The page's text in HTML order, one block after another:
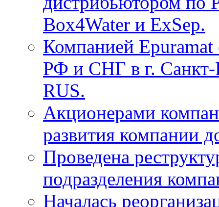
Box4Water и ExSep.
Компанией Epuramat
РФ и СНГ в г. Санкт-
RUS.
Акционерами
развития компании
Проведена
подразделения
Началась